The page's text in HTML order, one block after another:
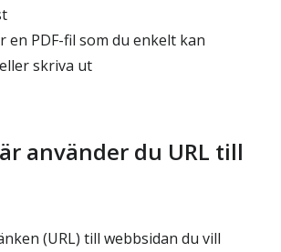
en PDF-fil som du enkelt kan
skriva ut
använder du URL till
(URL) till webbsidan du vill